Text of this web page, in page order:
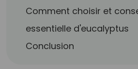
Comment choisir et
essentielle d'eucalyptus
Conclusion